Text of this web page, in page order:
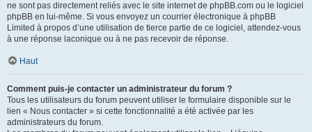
ne sont pas directement reliés avec le site internet de phpBB.com ou le logiciel
phpBB en lui-même. Si vous envoyez un courrier électronique à phpBB
Limited à propos d’une utilisation de tierce partie de ce logiciel, attendez-vous
à une réponse laconique ou à ne pas recevoir de réponse.
Haut
Comment puis-je contacter un administrateur du forum ?
Tous les utilisateurs du forum peuvent utiliser le formulaire disponible sur le
lien « Nous contacter » si cette fonctionnalité a été activée par les
administrateurs du forum.